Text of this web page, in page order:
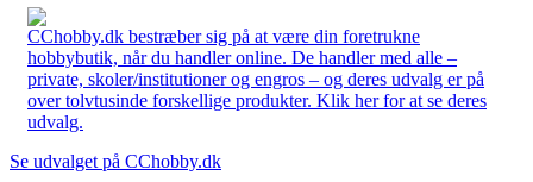
CChobby.dk bestræber sig på at være din foretrukne
hobbybutik, når du handler online. De handler med alle –
private, skoler/institutioner og engros – og deres udvalg er på
over tolvtusinde forskellige produkter. Klik her for at se deres
udvalg.
Se udvalget på CChobby.dk